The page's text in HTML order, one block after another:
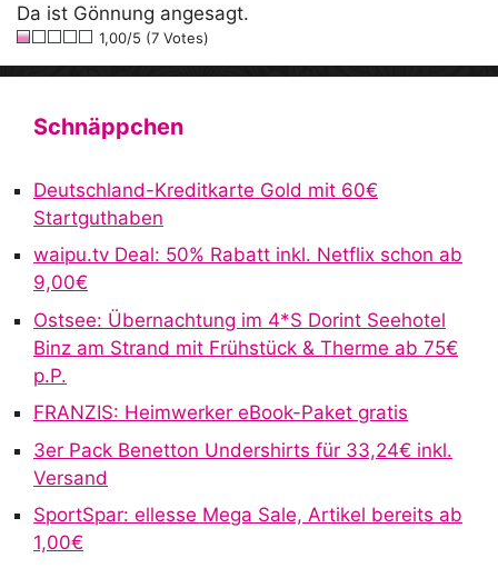
Da ist Gönnung angesagt.
1,00/5 (7 Votes)
Schnäppchen
Deutschland-Kreditkarte Gold mit 60€
Startguthaben
waipu.tv Deal: 50% Rabatt inkl. Netflix schon ab
9,00€
Ostsee: Übernachtung im 4*S Dorint Seehotel
Binz am Strand mit Frühstück & Therme ab 75€
p.P.
FRANZIS: Heimwerker eBook-Paket gratis
3er Pack Benetton Undershirts für 33,24€ inkl.
Versand
SportSpar: ellesse Mega Sale, Artikel bereits ab
1,00€